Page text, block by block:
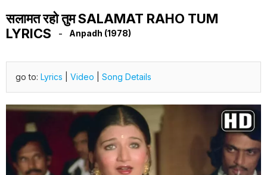
सलामत रहो तुम SALAMAT RAHO TUM
LYRICS
Anpadh (1978)
go to: Lyrics Video Song Details